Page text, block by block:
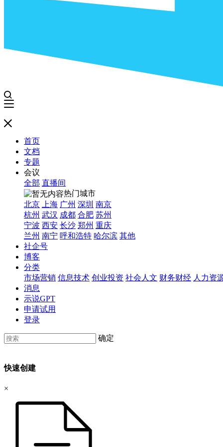
首页
文档
专题
会议
全部 直播间
热门城市
北京
上海 广州 深圳 南京
杭州 武汉 成都 合肥 苏州
宁波 西安 长沙 郑州 重庆
兰州 南宁 呼和浩特 哈尔滨 其他
社企号
博客
分类
市场营销 信息技术 创业投资 社会人文 财务财经 人力资
消息
示说GPT
申请试用
登录
确定
快速创建
×